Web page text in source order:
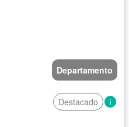
Departamento
Destacado